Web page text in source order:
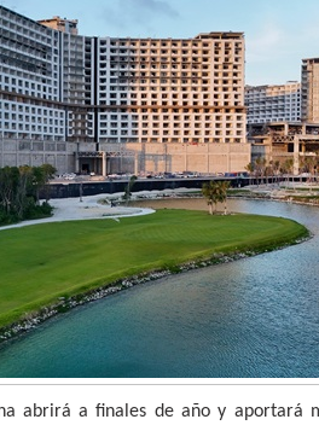
abrirá a finales de año y aportará